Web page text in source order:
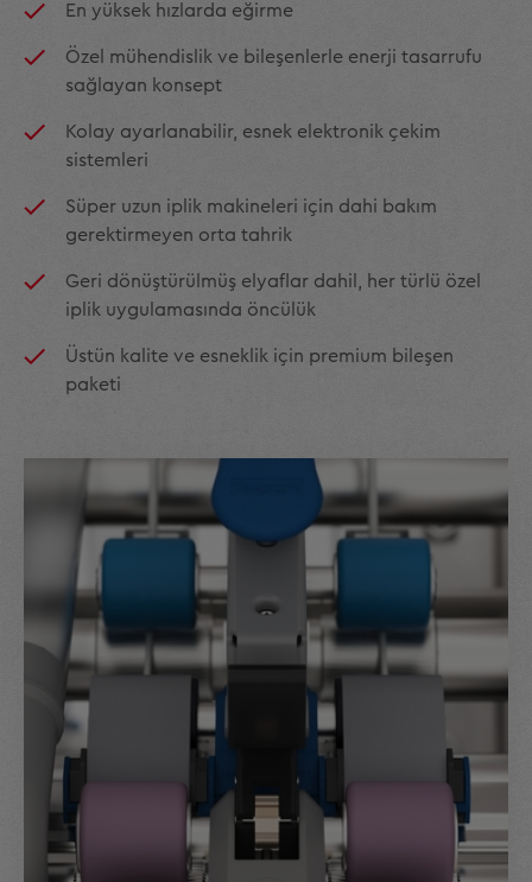
En yüksek hızlarda eğirme
Özel mühendislik ve bileşenlerle enerji tasarrufu
sağlayan konsept
Kolay ayarlanabilir, esnek elektronik çekim
sistemleri
Süper uzun iplik makineleri için dahi bakım
gerektirmeyen orta tahrik
Geri dönüştürülmüş elyaflar dahil, her türlü özel
iplik uygulamasında öncülük
Üstün kalite ve esneklik için premium bileşen
paketi